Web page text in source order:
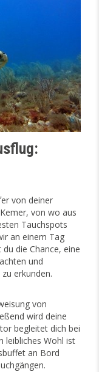
von deiner
von wo aus
Tauchspots
an einem Tag
die Chance, eine
und
erkunden.
von
wird deine
begleitet dich bei
leibliches Wohl ist
an Bord